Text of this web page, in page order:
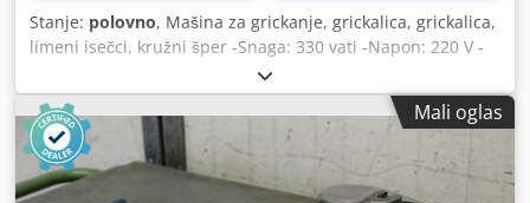
Stanje: polovno, Mašina za grickanje, grickalica, grickalica,
limeni isečci, kružni šper -Snaga: 330 vati -Napon: 220 V -
Max. Kapacitet rezanja: 2 mm -Dimenzije: 280/60/H150 mm
Dodpfod R N Igox Ak Usck -Težina: 2,3 kg
Mali oglas